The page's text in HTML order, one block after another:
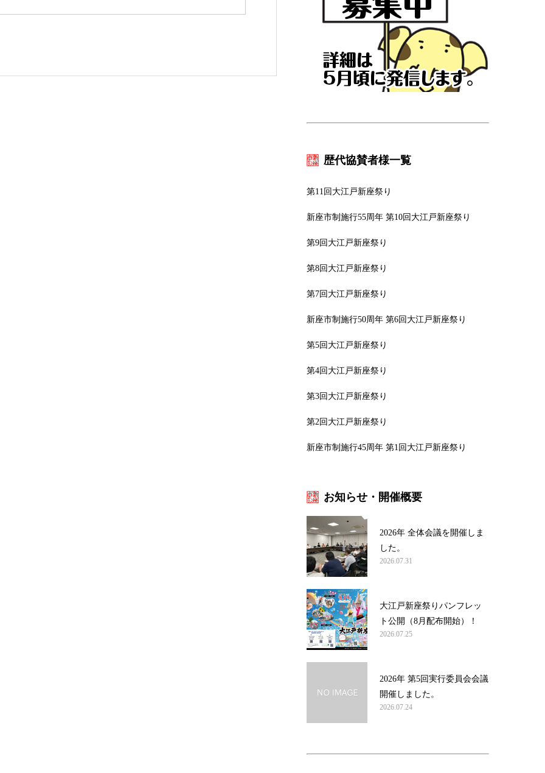
歴代協賛者様一覧
第11回大江戸新座祭り
新座市制施行55周年 第10回大江戸新座祭り
第9回大江戸新座祭り
第8回大江戸新座祭り
第7回大江戸新座祭り
新座市制施行50周年 第6回大江戸新座祭り
第5回大江戸新座祭り
第4回大江戸新座祭り
第3回大江戸新座祭り
第2回大江戸新座祭り
新座市制施行45周年 第1回大江戸新座祭り
お知らせ・開催概要
2026年 全体会議を開催しま
した。
2026.07.31
大江戸新座祭りパンフレッ
ト公開（8月配布開始）！
2026.07.25
2026年 第5回実行委員会会議
開催しました。
2026.07.24